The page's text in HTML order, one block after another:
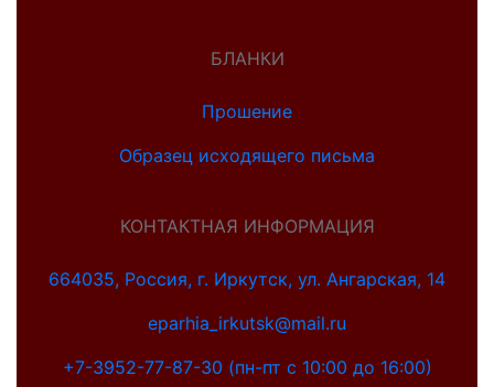
БЛАНКИ
Прошение
Образец исходящего письма
КОНТАКТНАЯ ИНФОРМАЦИЯ
664035, Россия, г. Иркутск, ул. Ангарская, 14
eparhia_irkutsk@mail.ru
+7-3952-77-87-30 (пн-пт с 10:00 до 16:00)